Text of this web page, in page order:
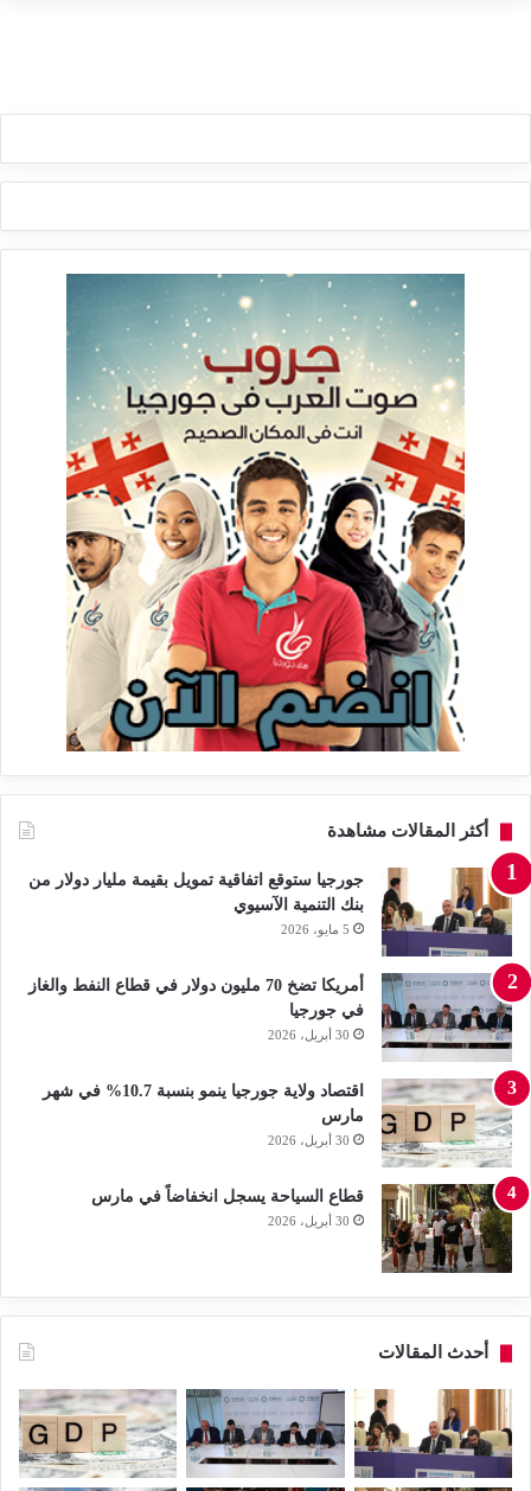
أكثر المقالات مشاهدة
جورجيا ستوقع اتفاقية تمويل بقيمة مليار دولار من
بنك التنمية الآسيوي
5 مايو، 2026
أمريكا تضخ 70 مليون دولار في قطاع النفط والغاز
في جورجيا
30 أبريل، 2026
اقتصاد ولاية جورجيا ينمو بنسبة 10.7% في شهر
مارس
30 أبريل، 2026
قطاع السياحة يسجل انخفاضاً في مارس
30 أبريل، 2026
أحدث المقالات